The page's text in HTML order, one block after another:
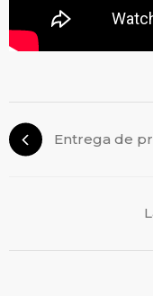
Entrega de